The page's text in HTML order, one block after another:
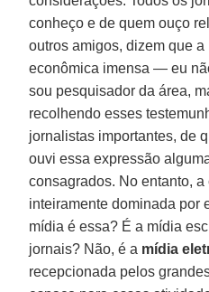
conheço e de quem ouço
outros amigos, dizem que a
econômica imensa — eu
sou pesquisador da área,
recolhendo esses
jornalistas importantes, de
ouvi essa expressão
consagrados. No entanto,
inteiramente dominada por
mídia é essa? É a mídia
jornais? Não, é a mídia
recepcionada pelos